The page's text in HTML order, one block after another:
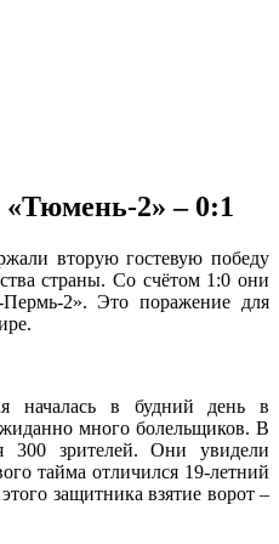
2» – 0:1
вторую гостевую победу
страны. Со счётом 1:0 они
2». Это поражение для
началась в будний день в
много болельщиков. В
300 зрителей. Они увидели
тайма отличился 19-летний
защитника взятие ворот –